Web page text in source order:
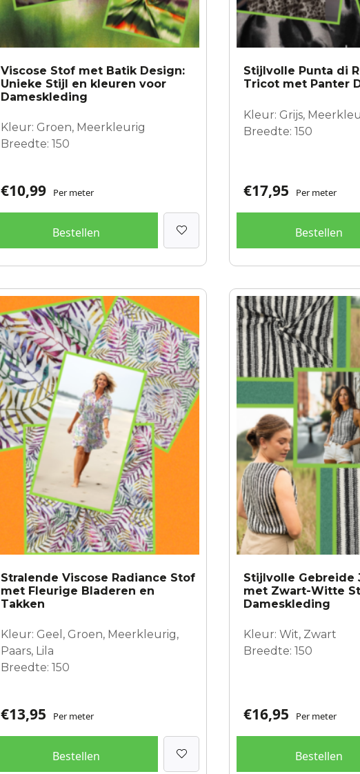
Viscose Stof met Batik Design:
Unieke Stijl en kleuren voor
Dameskleding
Kleur: Groen, Meerkleurig
Breedte: 150
€10,99 Per meter
Bestellen
Stijlvolle Punta di
Tricot met Panter
Kleur: Grijs,
Breedte: 150
€17,95 Per meter
Bestellen
Stralende Viscose Radiance Stof
met Fleurige Bladeren en
Takken
Kleur: Geel, Groen, Meerkleurig,
Paars, Lila
Breedte: 150
€13,95 Per meter
Bestellen
Stijlvolle Gebreide
met Zwart-Witte
Dameskleding
Kleur: Wit, Zwart
Breedte: 150
€16,95 Per meter
Bestellen